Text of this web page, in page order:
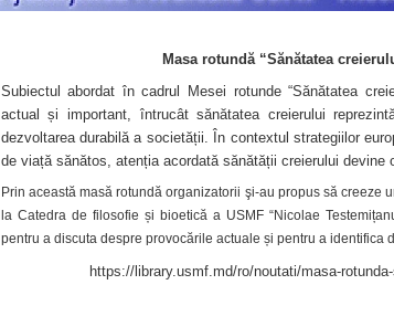
Masa rotundă “Sănătatea
Subiectul abordat în cadrul Mesei rotunde “Sănătatea
actual și important, întrucât sănătatea creierului
dezvoltarea durabilă a societății. În contextul strategiilor
de viață sănătos, atenția acordată sănătății creierului devine
Prin această masă rotundă organizatorii şi-au propus să
la Catedra de filosofie și bioetică a USMF “Nicolae
pentru a discuta despre provocările actuale și pentru a
https://library.usmf.md/ro/noutati/masa-